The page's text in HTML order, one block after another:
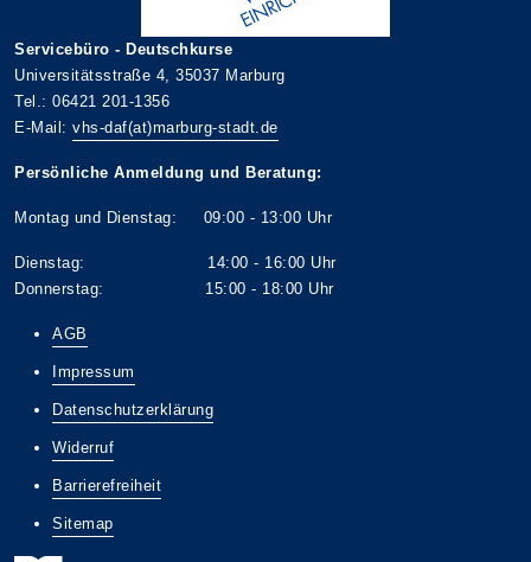
Servicebüro - Deutschkurse
Universitätsstraße 4, 35037 Marburg
Tel.: 06421 201-1356
E-Mail: vhs-daf(at)marburg-stadt.de
Persönliche Anmeldung und Beratung:
Montag und Dienstag: 09:00 - 13:00 Uhr
Dienstag: 14:00 - 16:00 Uhr
Donnerstag: 15:00 - 18:00 Uhr
AGB
Impressum
Datenschutzerklärung
Widerruf
Barrierefreiheit
Sitemap